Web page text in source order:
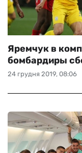
24 грудня 2019, 08:06
Яремчук в
бомбардиры